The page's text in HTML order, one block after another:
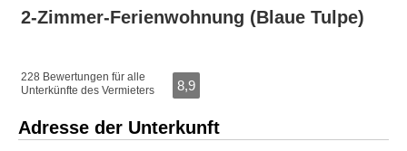
2-Zimmer-Ferienwohnung (Blaue Tulpe)
228 Bewertungen für alle
Unterkünfte des Vermieters
8,9
Adresse der Unterkunft